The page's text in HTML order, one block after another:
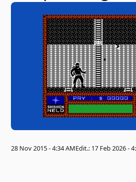
28 Nov 2015 - 4:34 AMEdit.: 17 Feb 2026 -